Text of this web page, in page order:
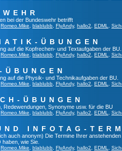
bei der Bundeswehr betrifft
Romeo.Mike blablubb FlyAndy, hallo2 EDML
ÜBUNGEN
auf die Kopfrechen- und Textaufgaben der BU.
Romeo.Mike blablubb FlyAndy, hallo2 EDML
auf die Physik- und Technikaufgaben der BU.
Romeo.Mike blablubb FlyAndy, hallo2 EDML
ÜBUNGEN
Redewendungen, Synonyme usw. für die BU
Romeo.Mike blablubb FlyAndy, hallo2 EDML
INFOTAG-
auch anonym) Die Termine Ihrer
wie Sie.
Romeo.Mike blablubb FlyAndy, hallo2 EDML